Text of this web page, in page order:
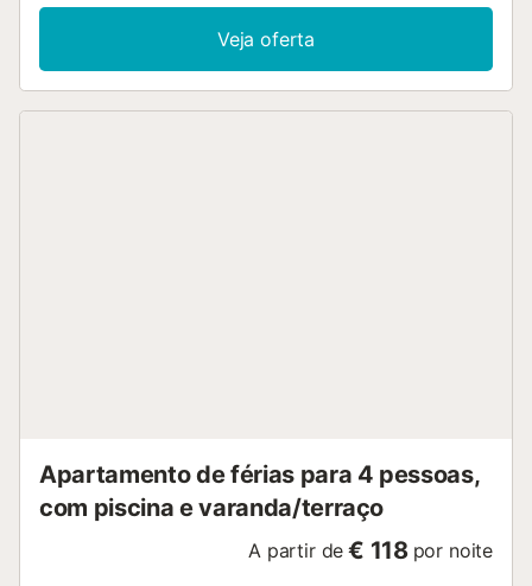
Veja oferta
Apartamento de férias para 4 pessoas,
com piscina e varanda/terraço
A partir de € 118 por noite